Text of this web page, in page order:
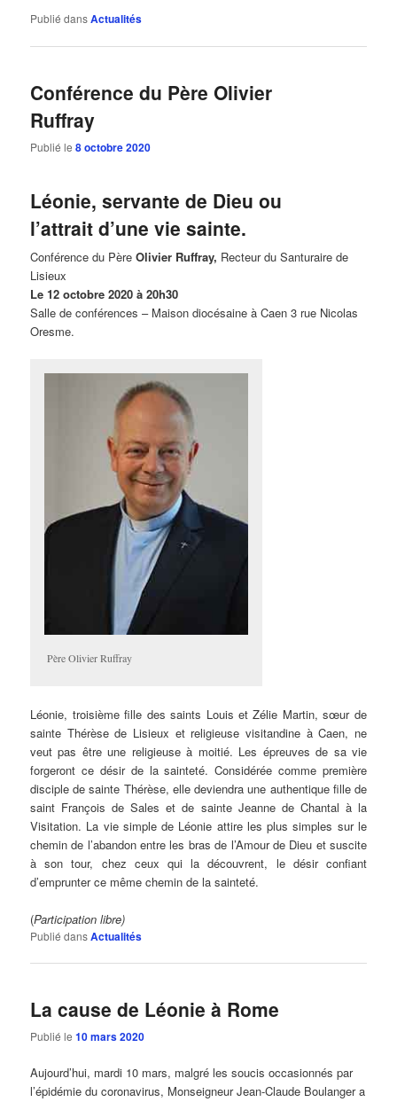
Publié dansActualités
Conférence du Père Olivier
Ruffray
Publié le8 octobre 2020
Léonie, servante de Dieu ou
l’attrait d’une vie sainte.
Conférence du PèreOlivier Ruffray, Recteur du Santuraire de
Lisieux
Le 12 octobre 2020 à 20h30
Salle de conférences – Maison diocésaine à Caen 3 rue Nicolas
Oresme.
Père Olivier Ruffray
Léonie, troisième fille des saints Louis et Zélie Martin, sœur de
sainte Thérèse de Lisieux et religieuse visitandine à Caen, ne
veut pas être une religieuse à moitié. Les épreuves de sa vie
forgeront ce désir de la sainteté. Considérée comme première
disciple de sainte Thérèse, elle deviendra une authentique fille de
saint François de Sales et de sainte Jeanne de Chantal à la
Visitation. La vie simple de Léonie attire les plus simples sur le
chemin de l’abandon entre les bras de l’Amour de Dieu et suscite
à son tour, chez ceux qui la découvrent, le désir confiant
d’emprunter ce même chemin de la sainteté.
(Participation libre)
Publié dansActualités
La cause de Léonie à Rome
Publié le10 mars 2020
Aujourd’hui, mardi 10 mars, malgré les soucis occasionnés par
l’épidémie du coronavirus, Monseigneur Jean-Claude Boulanger a